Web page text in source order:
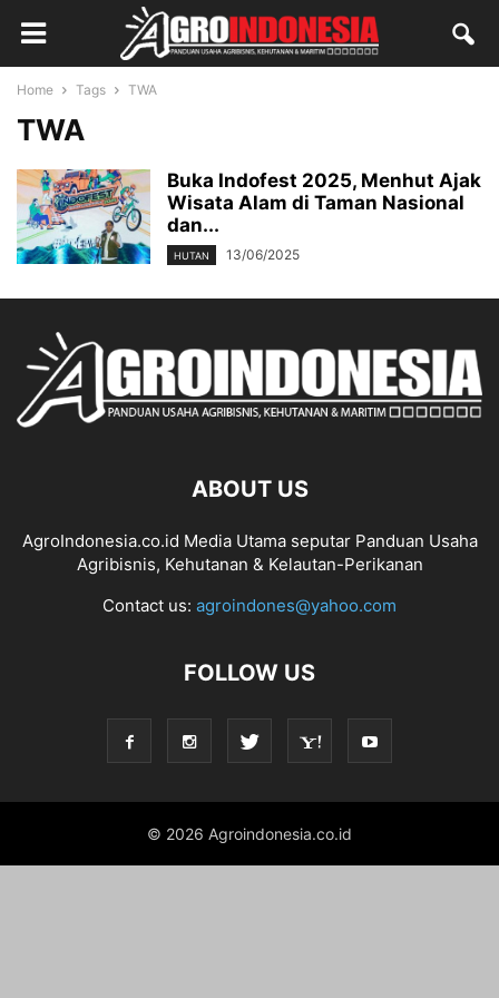
Home Tags TWA
TWA
Buka Indofest 2025, Menhut Ajak
Wisata Alam di Taman Nasional
dan...
HUTAN 13/06/2025
ABOUT US
AgroIndonesia.co.id Media Utama seputar Panduan Usaha
Agribisnis, Kehutanan & Kelautan-Perikanan
Contact us: agroindones@yahoo.com
FOLLOW US
© 2026 Agroindonesia.co.id